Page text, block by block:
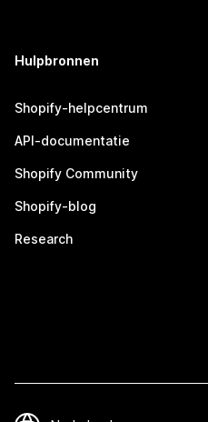
Hulpbronnen
Shopify-helpcentrum
API-documentatie
Shopify Community
Shopify-blog
Research